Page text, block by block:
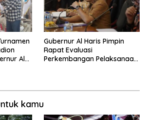
Al
Gubernur Al Haris Pimpin
Rapat Evaluasi
Perkembangan Pelaksanaan
kamu